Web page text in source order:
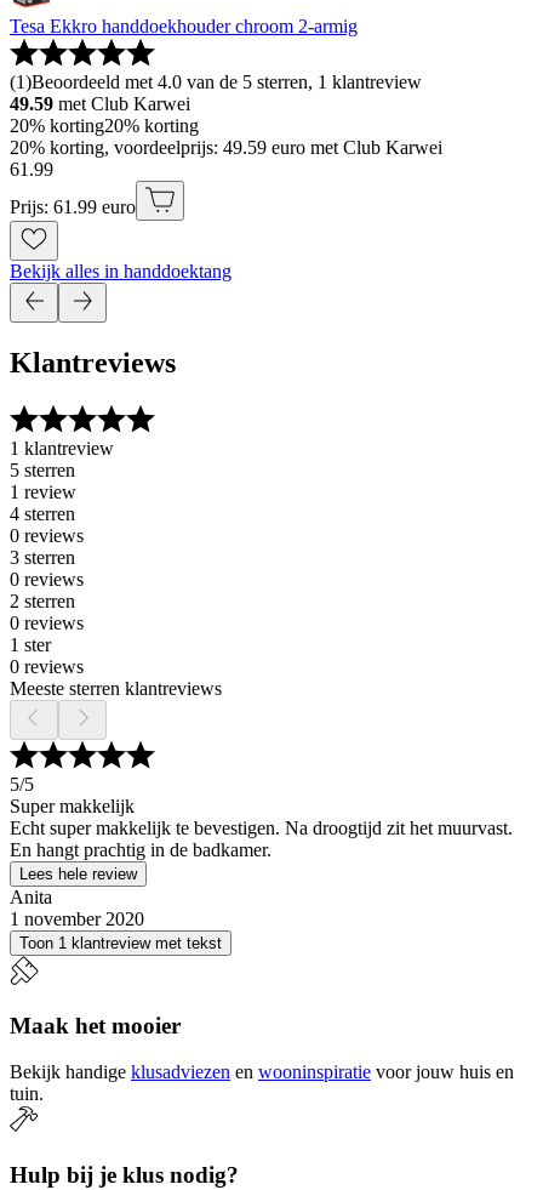
Tesa Ekkro handdoekhouder chroom 2-armig
(1)Beoordeeld met 4.0 van de 5 sterren, 1 klantreview
49.59 met Club Karwei
20% korting20% korting
20% korting, voordeelprijs: 49.59 euro met Club Karwei
61 .99
Prijs: 61.99 euro
Bekijk alles in handdoektang
Klantreviews
1 klantreview
5 sterren
1 review
4 sterren
0 reviews
3 sterren
0 reviews
2 sterren
0 reviews
1 ster
0 reviews
Meeste sterren klantreviews
5/5
Super makkelijk
Echt super makkelijk te bevestigen. Na droogtijd zit het muurvast.
En hangt prachtig in de badkamer.
Lees hele review
Anita
1 november 2020
Toon 1 klantreview met tekst
Maak het mooier
Bekijk handige klusadviezen en wooninspiratie voor jouw huis en
tuin.
Hulp bij je klus nodig?